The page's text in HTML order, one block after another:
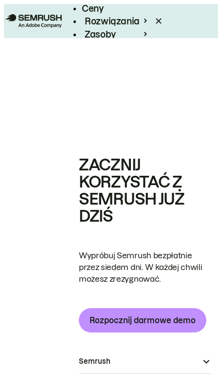
Ceny
Rozwiązania
Zasoby
ZACZNIJ
KORZYSTAĆ Z
SEMRUSH JUŻ
DZIŚ
Wypróbuj Semrush bezpłatnie
przez siedem dni. W każdej chwili
możesz zrezygnować.
Rozpocznij darmowe demo
Semrush